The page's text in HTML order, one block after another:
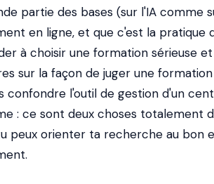
partie des bases (sur l'IA comme
en ligne, et que c'est la pratique
à choisir une formation sérieuse
sur la façon de juger une
confondre l'outil de gestion d'un
: ce sont deux choses totalement
peux orienter ta recherche au bon